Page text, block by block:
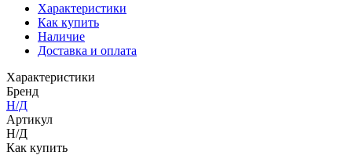
Характеристики
Как купить
Наличие
Доставка и оплата
Характеристики
Бренд
Н/Д
Артикул
Н/Д
Как купить